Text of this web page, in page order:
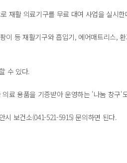
재활 의료기구를 무료 대여 사업을 실시한
이 등 재활기구와 흡입기, 에어매트리스,
수 있다.
료 용품을 기증받아 운영하는 '나눔 창구'
보건소(041-521-5915) 문의하면 된다.